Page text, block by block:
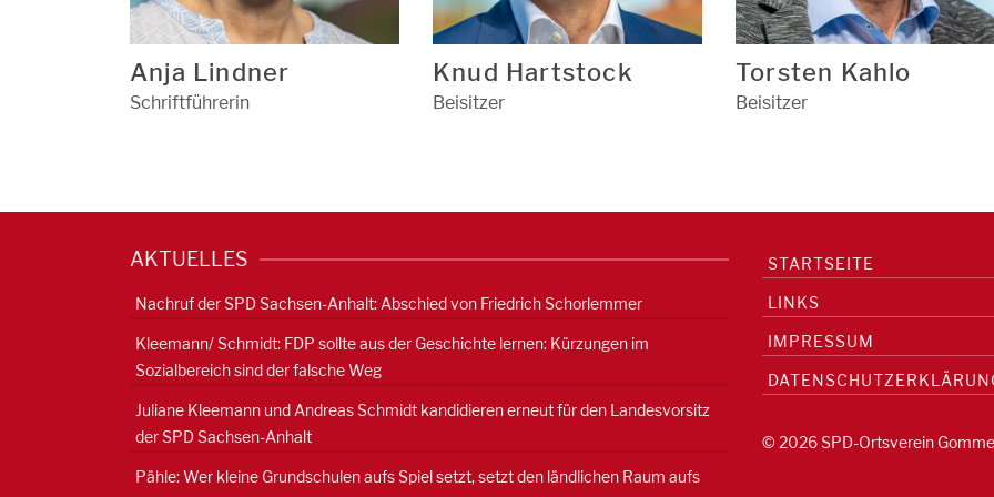
Anja Lindner
Schriftführerin
Knud Hartstock
Beisitzer
Torsten Kahlo
Beisitzer
AKTUELLES
Nachruf der SPD Sachsen-Anhalt: Abschied von Friedrich Schorlemmer
Kleemann/ Schmidt: FDP sollte aus der Geschichte lernen: Kürzungen im
Sozialbereich sind der falsche Weg
Juliane Kleemann und Andreas Schmidt kandidieren erneut für den Landesvorsitz
der SPD Sachsen-Anhalt
Pähle: Wer kleine Grundschulen aufs Spiel setzt, setzt den ländlichen Raum aufs
STARTSEITE
LINKS
IMPRESSUM
© 2026 SPD-Ortsverein